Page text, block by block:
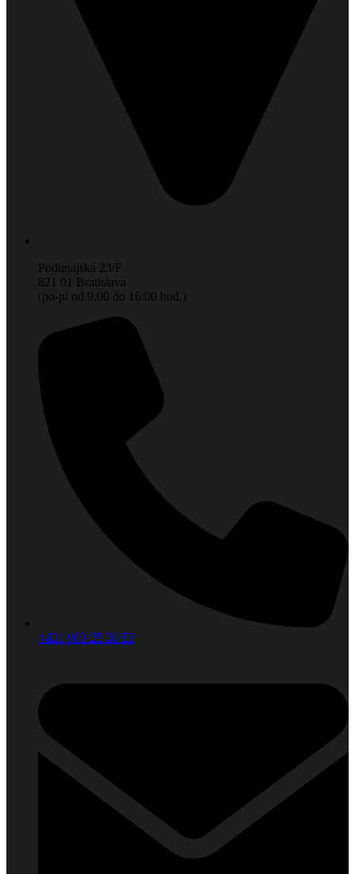
Podunajská 23/F
821 01 Bratislava
(po-pi od 9:00 do 16:00 hod.)
+421 903 25 20 53